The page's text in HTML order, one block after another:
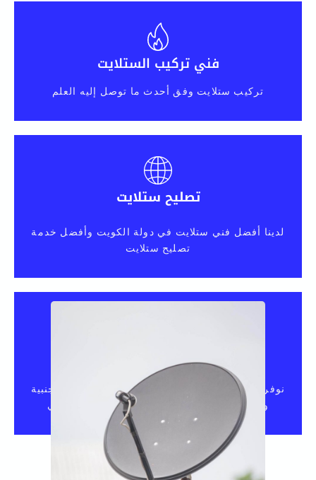
فني تركيب الستلايت
تركيب ستلايت وفق أحدث ما توصل إليه العلم
تصليح ستلايت
لدينا أفضل فني ستلايت في دولة الكويت وأفضل خدمة
تصليح ستلايت
نوفر مجموعة واسعة من الرسيفرات المحلية والأجنبية
وريسيفر بين سبورت وريسيفر لاسلكي واي فاي